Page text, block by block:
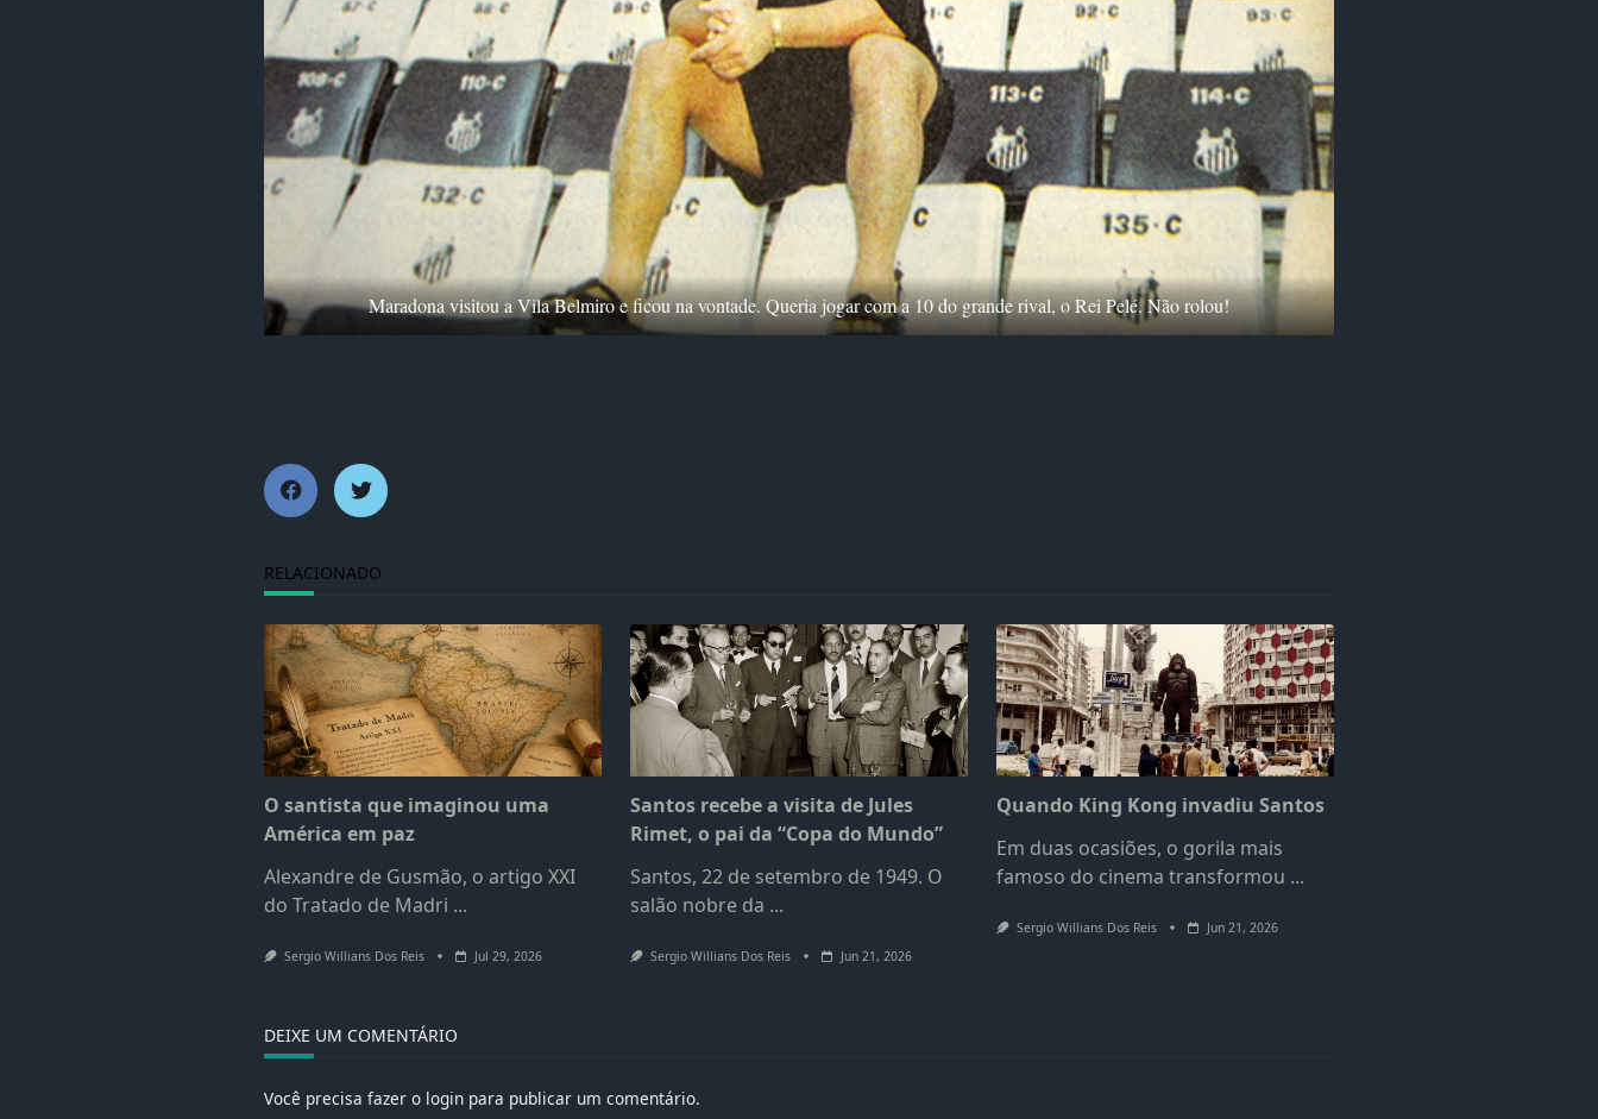
Maradona visitou a Vila Belmiro e ficou na vontade. Queria jogar com a 10 do grande rival, o Rei Pelé. Não rolou!
RELACIONADO
O santista que imaginou uma
América em paz
Alexandre de Gusmão, o artigo XXI
do Tratado de Madri ...
Sergio Willians Dos Reis Jul 29, 2026
Santos recebe a visita de Jules
Rimet, o pai da “Copa do Mundo”
Santos, 22 de setembro de 1949. O
salão nobre da ...
Sergio Willians Dos Reis Jun 21, 2026
Quando King Kong invadiu Santos
Em duas ocasiões, o gorila mais
famoso do cinema transformou ...
Sergio Willians Dos Reis Jun 21, 2026
DEIXE UM COMENTÁRIO
Você precisa fazer o login para publicar um comentário.